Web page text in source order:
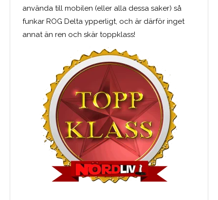
använda till mobilen (eller alla dessa saker) så
funkar ROG Delta ypperligt, och är därför inget
annat än ren och skär toppklass!